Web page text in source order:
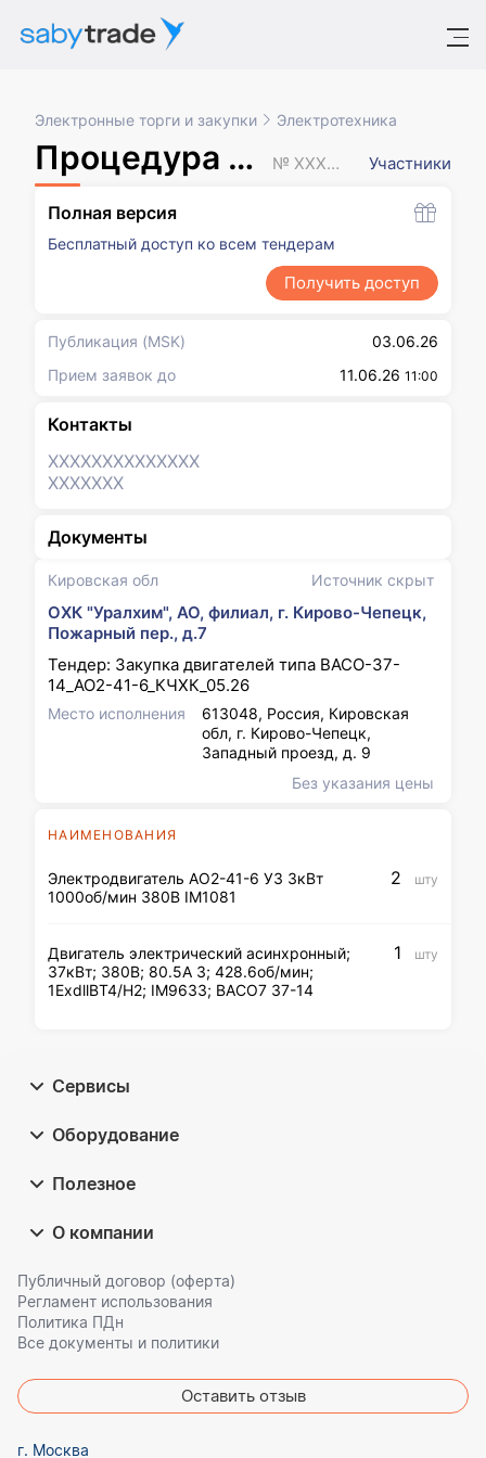
Электронные торги и закупки Электротехника
Процедура закупки № XXXXXXX Участники
Кировская обл Источник скрыт
ОХК "Уралхим", АО, филиал, г. Кирово-Чепецк,
Пожарный пер., д.7
Тендер: Закупка двигателей типа ВАСО-37-
14_АО2-41-6_КЧХК_05.26
Место исполнения
613048, Россия, Кировская
обл, г. Кирово-Чепецк,
Западный проезд, д. 9
Без указания цены
НАИМЕНОВАНИЯ
Электродвигатель АО2-41-6 У3 3кВт
1000об/мин 380В IM1081
2 шту
Двигатель электрический асинхронный;
37кВт; 380В; 80.5А 3; 428.6об/мин;
1ExdllBT4/H2; IM9633; ВАСО7 37-14
1 шту
Полная версия
Бесплатный доступ ко всем тендерам
Получить доступ
Публикация (MSK)
03.06.26
Прием заявок до
11.06.26 11:00
Контакты
XXXXXXXXXXXXXX
XXXXXXX
Документы
Сервисы
Оборудование
Полезное
О компании
Публичный договор (оферта)
Регламент использования
Политика ПДн
Все документы и политики
Оставить отзыв
г. Москва